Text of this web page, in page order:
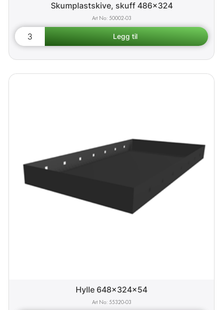
Skumplastskive, skuff 486x324
50002-03
Hylle 648x324x54
55320-03